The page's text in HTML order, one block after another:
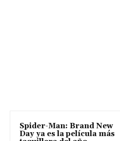
Spider-Man: Brand New
Day ya es la película más